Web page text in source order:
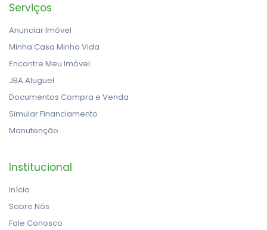
Serviços
Anunciar Imóvel
Minha Casa Minha Vida
Encontre Meu Imóvel
JBA Aluguel
Documentos Compra e Venda
Simular Financiamento
Manutenção
Institucional
Início
Sobre Nós
Fale Conosco